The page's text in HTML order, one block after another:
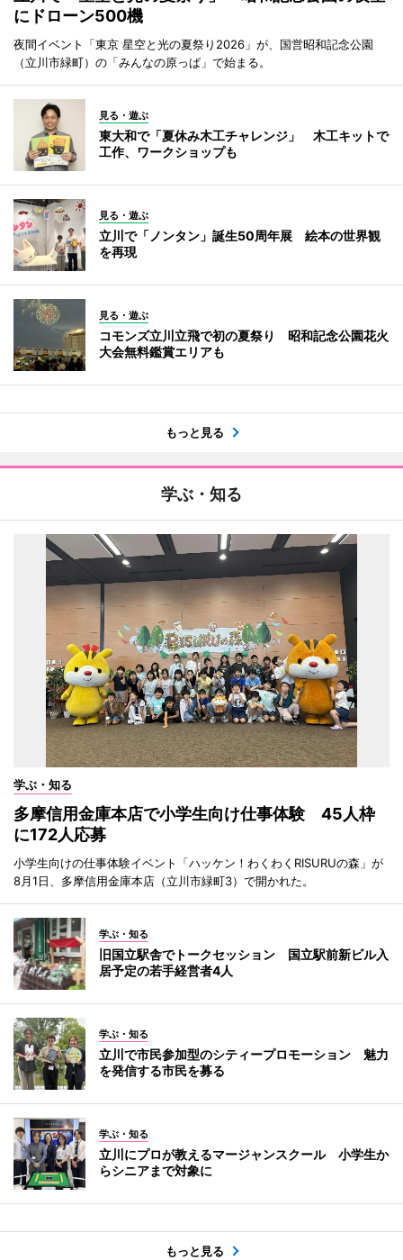
にドローン500機
夜間イベント「東京 星空と光の夏祭り2026」が、国営昭和記念公園
（立川市緑町）の「みんなの原っぱ」で始まる。
見る・遊ぶ
東大和で「夏休み木工チャレンジ」 木工キットで
工作、ワークショップも
見る・遊ぶ
立川で「ノンタン」誕生50周年展 絵本の世界観
を再現
見る・遊ぶ
コモンズ立川立飛で初の夏祭り 昭和記念公園花火
大会無料鑑賞エリアも
もっと見る
学ぶ・知る
学ぶ・知る
多摩信用金庫本店で小学生向け仕事体験 45人枠
に172人応募
小学生向けの仕事体験イベント「ハッケン！わくわくRISURUの森」が
8月1日、多摩信用金庫本店（立川市緑町3）で開かれた。
学ぶ・知る
旧国立駅舎でトークセッション 国立駅前新ビル入
居予定の若手経営者4人
学ぶ・知る
立川で市民参加型のシティープロモーション 魅力
を発信する市民を募る
学ぶ・知る
立川にプロが教えるマージャンスクール 小学生か
らシニアまで対象に
もっと見る